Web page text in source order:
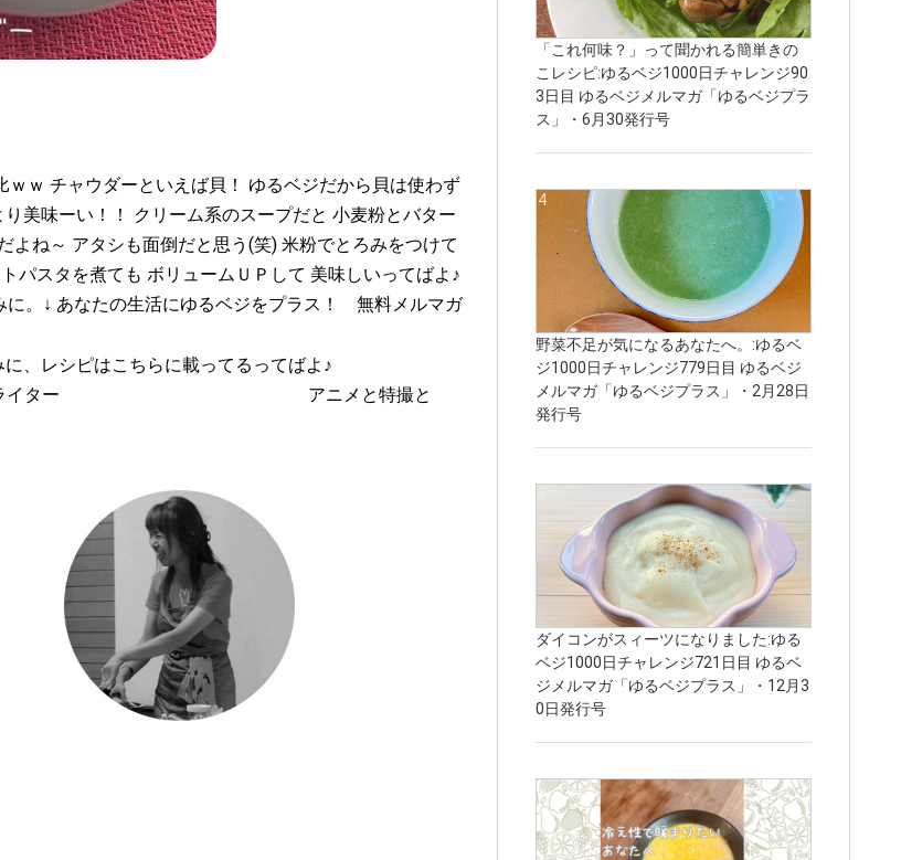
ｗ チャウダーといえば貝！ ゆるベジだから貝は使わず
美味ーい！！ クリーム系のスープだと 小麦粉とバター
ね～ アタシも面倒だと思う(笑) 米粉でとろみをつけて
パスタを煮ても ボリュームＵＰして 美味しいってばよ♪
。↓ あなたの生活にゆるベジをプラス！ 無料メルマガ
、レシピはこちらに載ってるってばよ♪
イター
アニメと特撮と
「これ何味？」って聞かれる簡単きの
こレシピ:ゆるベジ1000日チャレンジ90
3日目 ゆるベジメルマガ「ゆるベジプラ
ス」・6月30発行号
野菜不足が気になるあなたへ。:ゆるベ
ジ1000日チャレンジ779日目 ゆるベジ
メルマガ「ゆるベジプラス」・2月28日
発行号
ダイコンがスィーツになりました:ゆる
ベジ1000日チャレンジ721日目 ゆるベ
ジメルマガ「ゆるベジプラス」・12月3
0日発行号